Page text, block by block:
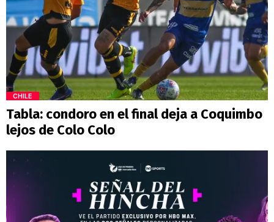
CHILE
Tabla: condoro en el final deja a Coquimbo
lejos de Colo Colo